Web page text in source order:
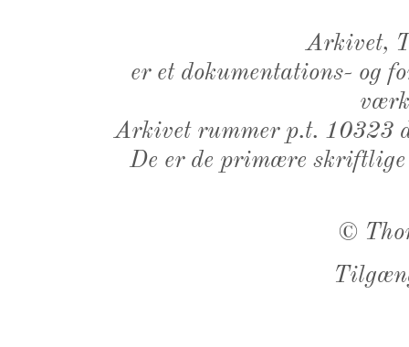
Arkivet,
er et dokumentations- og
Arkivet rummer p.t. 10323
De er de primære
©